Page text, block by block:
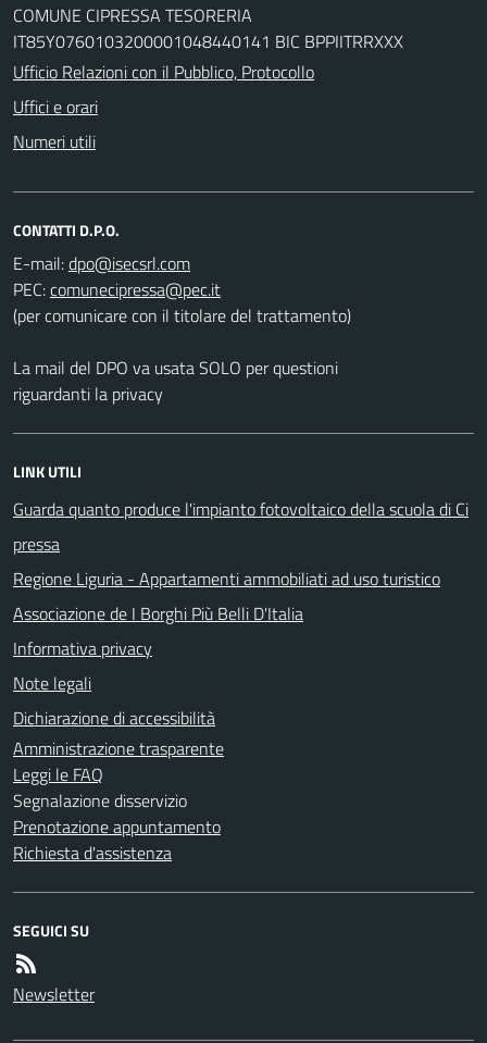
COMUNE CIPRESSA TESORERIA
IT85Y0760103200001048440141 BIC BPPIITRRXXX
Ufficio Relazioni con il Pubblico, Protocollo
Uffici e orari
Numeri utili
CONTATTI D.P.O.
E-mail:
PEC:
(per comunicare con il titolare del trattamento)
La mail del DPO va usata SOLO per questioni
riguardanti la privacy
LINK UTILI
Guarda quanto produce l'impianto fotovoltaico della scuola di Ci
pressa
Regione Liguria - Appartamenti ammobiliati ad uso turistico
Associazione de I Borghi Più Belli D'Italia
Informativa privacy
Note legali
Dichiarazione di accessibilità
Amministrazione trasparente
Leggi le FAQ
Segnalazione disservizio
Prenotazione appuntamento
Richiesta d'assistenza
SEGUICI SU
Newsletter